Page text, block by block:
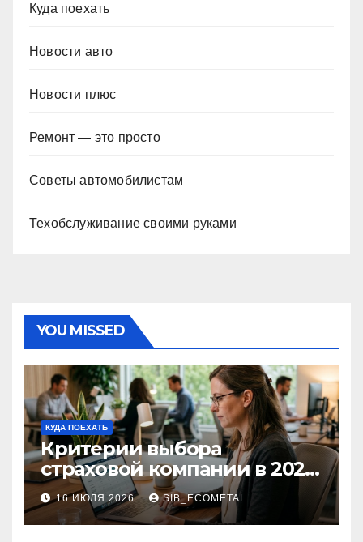
Куда поехать
Новости авто
Новости плюс
Ремонт — это просто
Советы автомобилистам
Техобслуживание своими руками
YOU MISSED
КУДА ПОЕХАТЬ
Критерии выбора
страховой компании в 2026
году: надежность и
реальные отзывы о
выплатах
16 ИЮЛЯ 2026 SIB_ECOMETAL